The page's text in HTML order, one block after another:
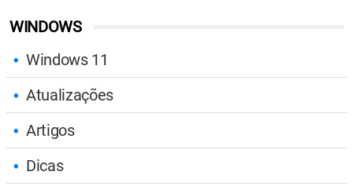
WINDOWS
Windows 11
Atualizações
Artigos
Dicas